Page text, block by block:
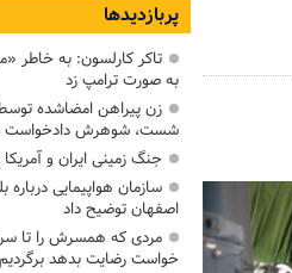
پربازدیدها
تاکر کارلسون: به خاطر
به صورت ترامپ زد
زن پیراهن امضاشده
شست، شوهرش دادخواست
جنگ زمینی ایران و
اصفهان توضیح داد
مردی که همسرش را تا
خواست رضایت بدهد